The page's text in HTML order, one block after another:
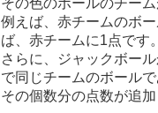
その色のボールのチー
例えば、赤チームのボ
ば、赤チームに1点です
さらに、ジャックボー
で同じチームのボール
その個数分の点数が追